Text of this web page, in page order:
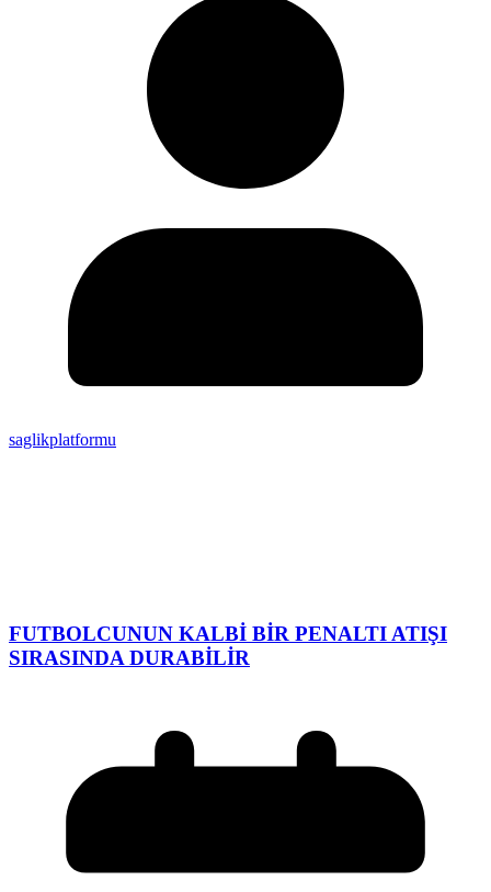
saglikplatformu
FUTBOLCUNUN KALBİ BİR PENALTI ATIŞI
SIRASINDA DURABİLİR